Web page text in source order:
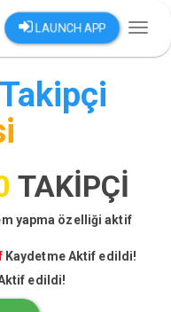
LAUNCH APP
Takipçi
TAKİPÇİ
yapma özelliği aktif
Kaydetme Aktif edildi!
edildi!